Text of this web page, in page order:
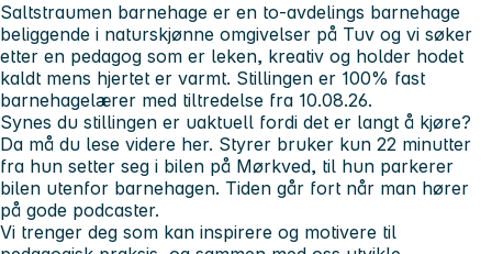
Saltstraumen barnehage er en to-avdelings barnehage
beliggende i naturskjønne omgivelser på Tuv og vi søker
etter en pedagog som er leken, kreativ og holder hodet
kaldt mens hjertet er varmt. Stillingen er 100% fast
barnehagelærer med tiltredelse fra 10.08.26.
Synes du stillingen er uaktuell fordi det er langt å kjøre?
Da må du lese videre her. Styrer bruker kun 22 minutter
fra hun setter seg i bilen på Mørkved, til hun parkerer
bilen utenfor barnehagen. Tiden går fort når man hører
på gode podcaster.
Vi trenger deg som kan inspirere og motivere til